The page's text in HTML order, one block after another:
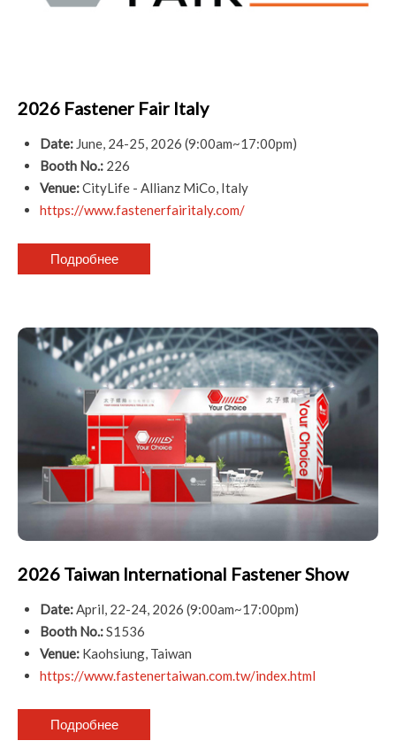
2026 Fastener Fair Italy
Date: June, 24-25, 2026 (9:00am~17:00pm)
Booth No.: 226
Venue:CityLife - Allianz MiCo, Italy
https://www.fastenerfairitaly.com/
Подробнее
2026 Taiwan International Fastener Show
Date:April, 22-24, 2026 (9:00am~17:00pm)
Booth No.:S1536
Venue: Kaohsiung, Taiwan
https://www.fastenertaiwan.com.tw/index.html
Подробнее